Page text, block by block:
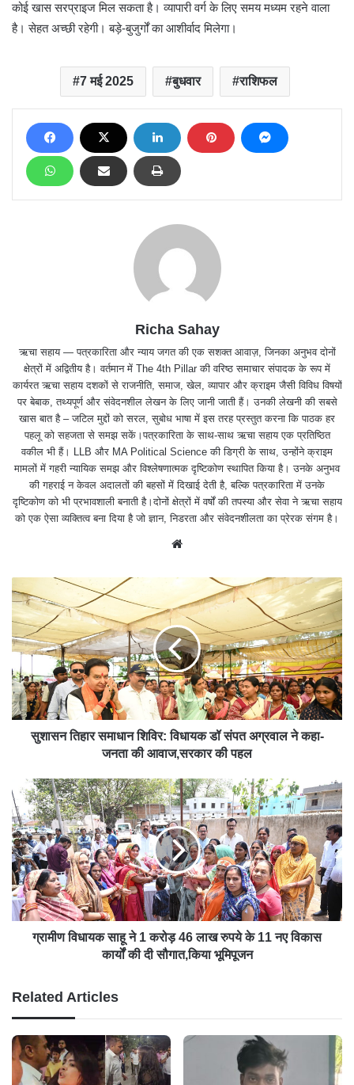
कोई खास सरप्राइज मिल सकता है। व्यापारी वर्ग के लिए समय मध्यम रहने वाला
है। सेहत अच्छी रहेगी। बड़े-बुजुर्गों का आशीर्वाद मिलेगा।
7 मई 2025 बुधवार राशिफल
Richa Sahay
ऋचा सहाय — पत्रकारिता और न्याय जगत की एक सशक्त आवाज़, जिनका अनुभव दोनों
क्षेत्रों में अद्वितीय है। वर्तमान में The 4th Pillar की वरिष्ठ समाचार संपादक के रूप में
कार्यरत ऋचा सहाय दशकों से राजनीति, समाज, खेल, व्यापार और क्राइम जैसी विविध विषयों
पर बेबाक, तथ्यपूर्ण और संवेदनशील लेखन के लिए जानी जाती हैं। उनकी लेखनी की सबसे
खास बात है – जटिल मुद्दों को सरल, सुबोध भाषा में इस तरह प्रस्तुत करना कि पाठक हर
पहलू को सहजता से समझ सकें।पत्रकारिता के साथ-साथ ऋचा सहाय एक प्रतिष्ठित
वकील भी हैं। LLB और MA Political Science की डिग्री के साथ, उन्होंने क्राइम
मामलों में गहरी न्यायिक समझ और विश्लेषणात्मक दृष्टिकोण स्थापित किया है। उनके अनुभव
की गहराई न केवल अदालतों की बहसों में दिखाई देती है, बल्कि पत्रकारिता में उनके
दृष्टिकोण को भी प्रभावशाली बनाती है।दोनों क्षेत्रों में वर्षों की तपस्या और सेवा ने ऋचा सहाय
को एक ऐसा व्यक्तित्व बना दिया है जो ज्ञान, निडरता और संवेदनशीलता का प्रेरक संगम है।
e
सुशासन तिहार समाधान शिविर: विधायक डॉ संपत अग्रवाल ने कहा-
जनता की आवाज,सरकार की पहल
ग्रामीण विधायक साहू ने 1 करोड़ 46 लाख रुपये के 11 नए विकास
कार्यों की दी सौगात,किया भूमिपूजन
Related Articles